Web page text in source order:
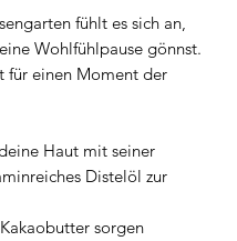
fühlt es sich an,
Wohlfühlpause gönnst.
für einen Moment der
Haut mit seiner
Distelöl zur
sorgen